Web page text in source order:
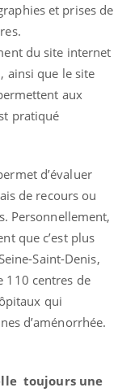
et prises de
du site internet
ainsi que le site
aux
pratiqué
d’évaluer
de recours ou
Personnellement,
que c’est plus
Saint-Denis,
110 centres de
qui
d’aménorrhée.
toujours une